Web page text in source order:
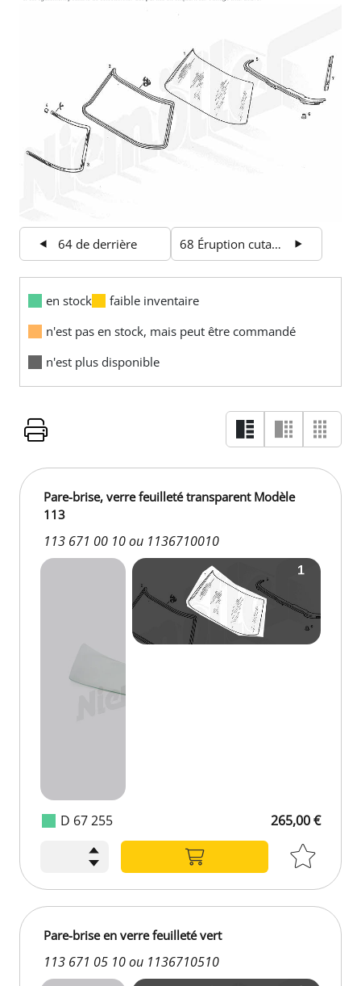
64 de derrière 68 Éruption cutanée et carénages
en stock
faible inventaire
n'est pas en stock, mais peut être commandé
n'est plus disponible
D 67 255
Pare-brise, verre feuilleté transparent Modèle
113
113 671 00 10 ou 1136710010
265,00 €
Pare-brise en verre feuilleté vert
113 671 05 10 ou 1136710510